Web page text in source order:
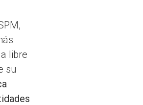
libre
su